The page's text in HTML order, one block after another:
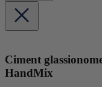
Ciment
HandMix